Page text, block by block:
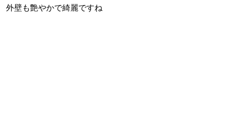
外壁も艶やかで綺麗ですね